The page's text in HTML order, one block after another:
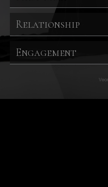
Relationship​
Engagement​​